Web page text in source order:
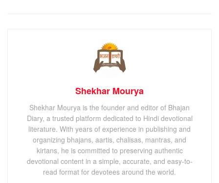
Shekhar Mourya
Shekhar Mourya is the founder and editor of Bhajan
Diary, a trusted platform dedicated to Hindi devotional
literature. With years of experience in publishing and
organizing bhajans, aartis, chalisas, mantras, and
kirtans, he is committed to preserving authentic
devotional content in a simple, accurate, and easy-to-
read format for devotees around the world.